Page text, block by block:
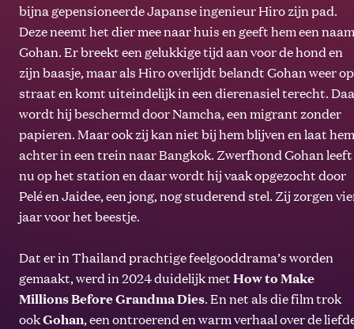
bijna gepensioneerde Japanse ingenieur Hiro zijn pad.
Deze neemt het dier mee naar huis en geeft hem een
Gohan. Er breekt een gelukkige tijd aan voor de hond en
zijn baasje, maar als Hiro overlijdt belandt Gohan weer op
straat en komt uiteindelijk in een dierenasiel terecht.
wordt hij beschermd door Namcha, een migrant zonder
papieren. Maar ook zij kan niet bij hem blijven en laat
achter in een trein naar Bangkok. Zwerfhond Gohan leeft
nu op het station en daar wordt hij vaak opgezocht door
Pelé en Jaidee, een jong, nog studerend stel. Zij zorgen
jaar voor het beestje.
Dat er in Thailand prachtige feelgooddrama’s worden
gemaakt, werd in 2024 duidelijk metHow to Make
Millions Before Grandma Dies. En net als die film trok
ookGohan, een ontroerend en warm verhaal over de